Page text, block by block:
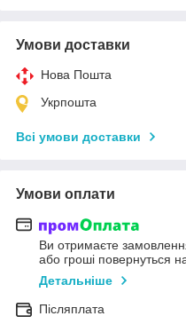
Умови доставки
Нова Пошта
Укрпошта
Всі умови доставки
Умови оплати
Ви отримаєте
або гроші повернуться
Детальніше
Післяплата